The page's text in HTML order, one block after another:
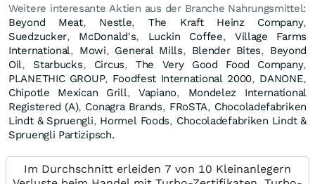
Weitere interesante Aktien aus der Branche Nahrungsmittel:
Beyond Meat, Nestle, The Kraft Heinz Company,
Suedzucker, McDonald's, Luckin Coffee, Village Farms
International, Mowi, General Mills, Blender Bites, Beyond
Oil, Starbucks, Circus,The Very Good Food Company,
PLANETHIC GROUP, Foodfest International 2000, DANONE,
Chipotle Mexican Grill,Vapiano, Mondelez International
Registered (A), Conagra Brands, FRoSTA, Chocoladefabriken
Lindt & Spruengli, Hormel Foods, Chocoladefabriken Lindt &
Spruengli Partizipsch.
Im Durchschnitt erleiden 7 von 10 Kleinanlegern